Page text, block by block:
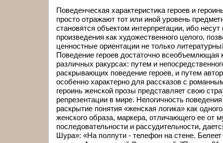
Поведенческая характеристика героев и
просто отражают тот или иной уровень
становятся объектом интерпретации, ибо
произведения как художественного целого,
ценностные ориентации не только
Поведение героев достаточно всеобъемлющая
различных ракурсах: путем и
раскрывающих поведение героев, и путем
особенно характерно для рассказов с
героинь женской прозы представляет свою
репрезентации в мире. Нелогичность
раскрытие понятия «женская логика» как
женского образа, маркера, отличающего ее от
последовательности и рассудительности,
Шура»: «На полпути - телефон на стене. Белеет